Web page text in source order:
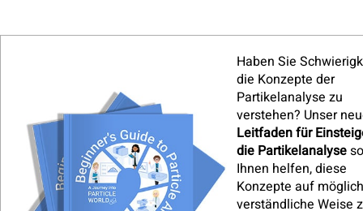
Haben Sie
die Konzepte der
Partikelanalyse zu
verstehen? Unser
Leitfaden für
die Partikelanalyse
Ihnen helfen, diese
Konzepte auf
verständliche Weise